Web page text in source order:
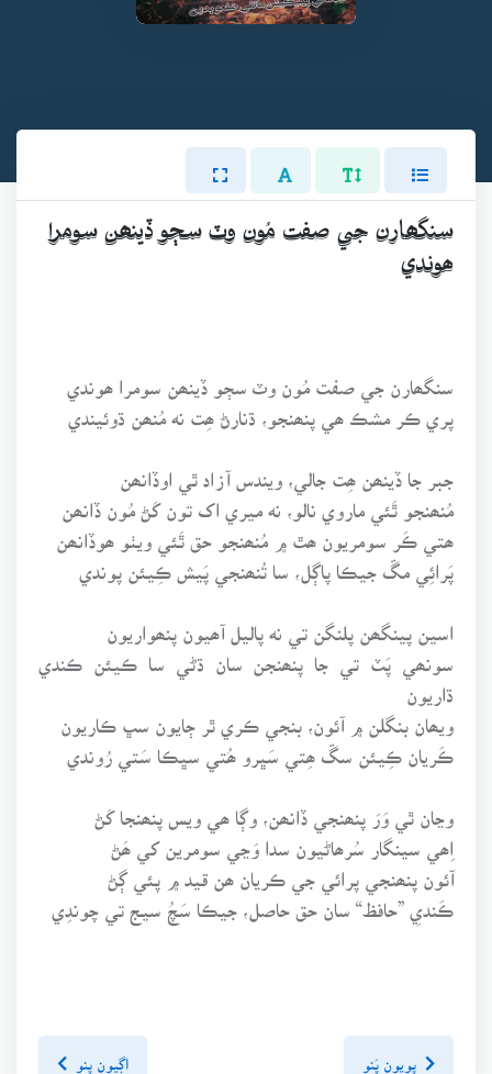
سنگھارن جي صفت مُون وٽ سڄو ڏينھن سومرا
ھوندي
سنگھارن جي صفت مُون وٽ سڄو ڏينھن سومرا ھوندي
پري ڪر مشڪ ھي پنھنجو، ڌنارڻ ھِت نه مُنھن ڌوئيندي
جبر جا ڏينھن ھِت جالي، ويندس آزاد ٿي اوڏانھن
مُنھنجو ٿَئي ماروي نالو، نه ميري اک تون کَڻ مُون ڏانھن
ھتي ڪَر سومريون ھٿ ۾ مُنھنجو حق ٿَئي ويٺو ھوڏانھن
پَرائِي مڱ جيڪا پاڳل، سا تُنھنجي پَيش ڪِيئن پوندي
اسين پينگھن پلنگن تي نه پاليل آھيون پنھواريون
سونھي پَٽ تي جا پنھنجن سان ڌڻي سا ڪيئن ڪندي
ڌاريون
ويھان بنگلن ۾ آئون، بنجي ڪري ٿر ڄايون سڀ ڪاريون
ڪَريان ڪِيئن سڱ ھِتي سَڀرو ھُتي سڀڪا سَتي رُوندي
وڃان ٿي وَرَ پنھنجي ڏانھن، وڳا ھي ويس پنھنجا کَڻ
اِھي سينگار سُرھاڻيون سدا وَڃي سومرين کي ھَڻ
آئون پنھنجي پرائي جي ڪريان ھن قيد ۾ پئي ڳڻ
ڪَنديِ ”حافظ“ سان حق حاصل، جيڪا سَچُ سيج تي چوندِي
پويون پَنو اڳيون پنو